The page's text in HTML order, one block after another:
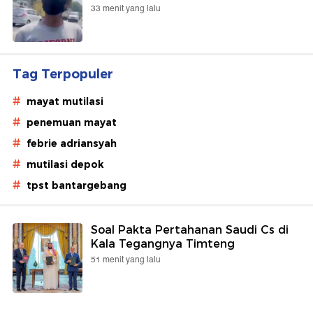
33 menit yang lalu
Tag Terpopuler
# mayat mutilasi
# penemuan mayat
# febrie adriansyah
# mutilasi depok
# tpst bantargebang
Soal Pakta Pertahanan Saudi Cs di
Kala Tegangnya Timteng
51 menit yang lalu